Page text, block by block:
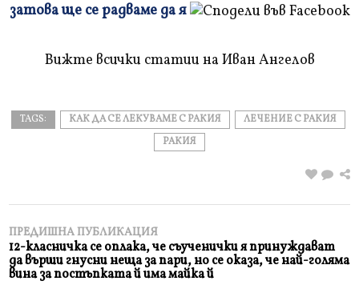
и
затова ще се радваме да я
Вижте всички статии на Иван Ангелов
TAGS: КАК ДА СЕ ЛЕКУВАМЕ С РАКИЯ
ЛЕЧЕНИЕ С РАКИЯ
РАКИЯ
ПРЕДИШНА ПУБЛИКАЦИЯ
12-класничка се оплака, че съученички я принуждават
да върши гнусни неща за пари, но се оказа, че най-голяма
вина за постъпката й има майка й